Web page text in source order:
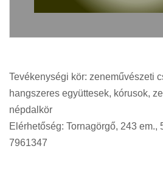
Tevékenységi kör: zeneművészeti
hangszeres együttesek, kórusok,
népdalkör
Elérhetőség: Tornagörgő, 243 em.,
7961347